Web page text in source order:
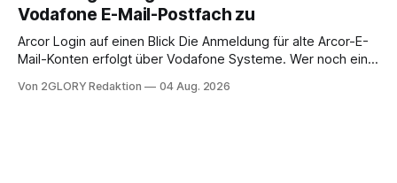
erfahren Sie alles, was Sie für einen reibungslosen Einstieg
brauchen, von der Registrierung
Vodafone E-Mail-Postfach zu
Arcor Login auf einen Blick Die Anmeldung für alte Arcor-E-
Mail-Konten erfolgt über Vodafone Systeme. Wer noch eine
besitzt, loggt sich heute über das Vodafone E-Mail & Cloud
Von 2GLORY Redaktion 04 Aug. 2026